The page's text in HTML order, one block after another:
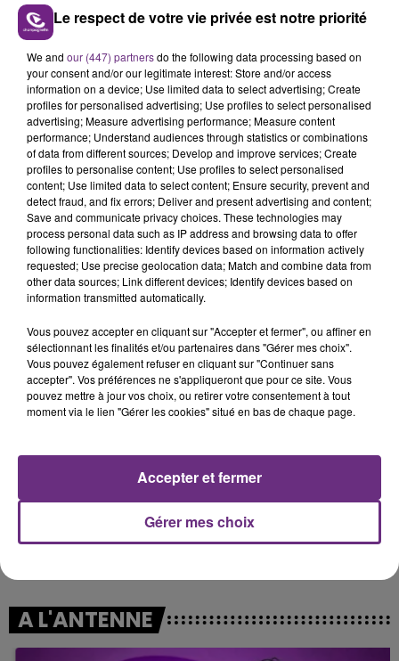
C'était l'une des institutions du centre-ville
rémois. Le magasin JouéClub est contraint de
fermer ses portes.
TITRES DIFFUSÉS
23h12
23h12
Cats On Trees
23h08
23h08
23h05
23h05
MICHAEL JACKSON
23h01
23h01
SHAKIRA FEAT. BURNA BOY
A L'ANTENNE
Le respect de votre vie privée est notre priorité
We and our (447) partnersdo the following data processing based on
your consent and/or our legitimate interest: Store and/or access
information on a device; Use limited data to select advertising; Create
profiles for personalised advertising; Use profiles to select personalised
advertising; Measure advertising performance; Measure content
performance; Understand audiences through statistics or combinations
of data from different sources; Develop and improve services; Create
profiles to personalise content; Use profiles to select personalised
content; Use limited data to select content; Ensure security, prevent and
detect fraud, and fix errors; Deliver and present advertising and content;
Save and communicate privacy choices. These technologies may
process personal data such as IP address and browsing data to offer
following functionalities: Identify devices based on information actively
requested; Use precise geolocation data; Match and combine data from
other data sources; Link different devices; Identify devices based on
information transmitted automatically.
Vous pouvez accepter en cliquant sur "Accepter et fermer", ou affiner en
sélectionnant les finalités et/ou partenaires dans "Gérer mes choix".
Vous pouvez également refuser en cliquant sur "Continuer sans
accepter". Vos préférences ne s'appliqueront que pour ce site. Vous
pouvez mettre à jour vos choix, ou retirer votre consentement à tout
moment via le lien "Gérer les cookies" situé en bas de chaque page.
Gérer mes choix
Accepter et fermer